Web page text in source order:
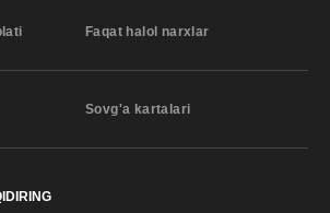
Faqat halol narxlar
Sovg'a kartalari